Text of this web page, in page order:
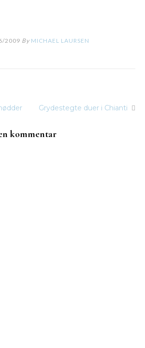
2009 By MICHAEL LAURSEN
Grydestegte duer i Chianti
kommentar